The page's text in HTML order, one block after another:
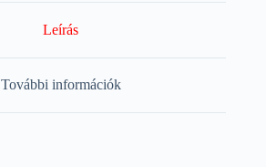
Leírás
További információk